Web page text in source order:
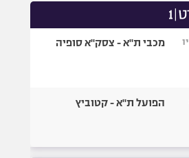
כדורעף
מכבי ת"א - צסק"א סופיה
הפועל ת"א - קטוביץ